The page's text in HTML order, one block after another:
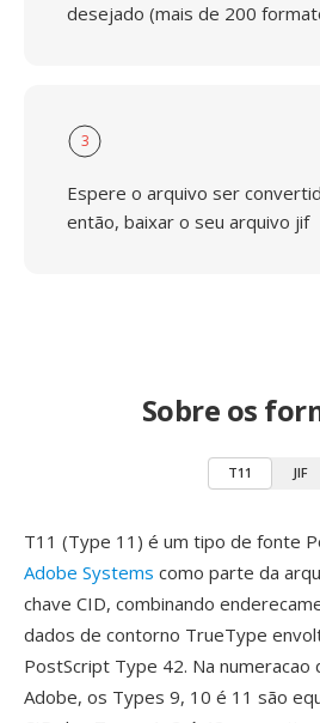
desejado (mais de 200
3
Espere o arquivo ser
então, baixar o seu arquivo jif
Sobre os
T11 JIF
T11 (Type 11) é um tipo de fonte
Adobe Systems como parte da
chave CID, combinando
dados de contorno TrueType
PostScript Type 42. Na
Adobe, os Types 9, 10 é 11 são